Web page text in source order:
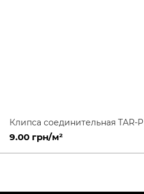
Клипса соединительная TAR-P
9.00 грн/м²